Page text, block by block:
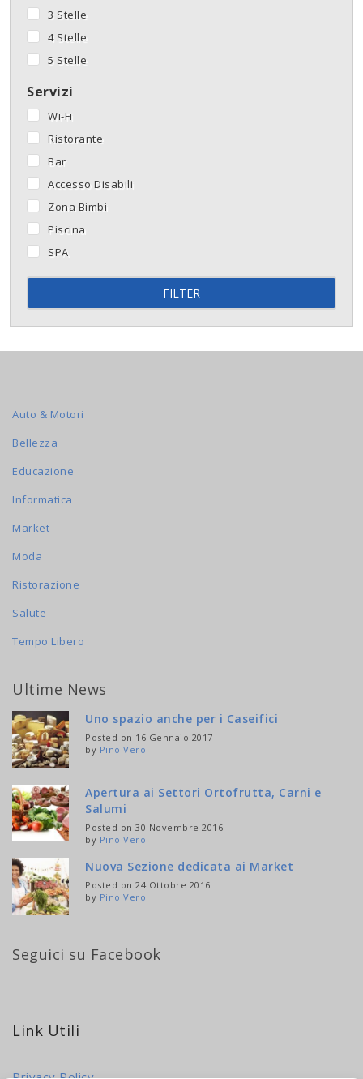
3 Stelle
4 Stelle
5 Stelle
Servizi
Wi-Fi
Ristorante
Bar
Accesso Disabili
Zona Bimbi
Piscina
SPA
FILTER
Auto & Motori
Bellezza
Educazione
Informatica
Market
Moda
Ristorazione
Salute
Tempo Libero
Ultime News
Uno spazio anche per i Caseifici
Posted on 16 Gennaio 2017
by Pino Vero
Apertura ai Settori Ortofrutta, Carni e
Salumi
Posted on 30 Novembre 2016
by Pino Vero
Nuova Sezione dedicata ai Market
Posted on 24 Ottobre 2016
by Pino Vero
Seguici su Facebook
Link Utili